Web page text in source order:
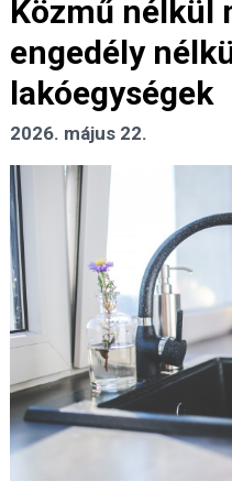
Közmű nélkül
engedély
lakóegységek
2026. május 22.